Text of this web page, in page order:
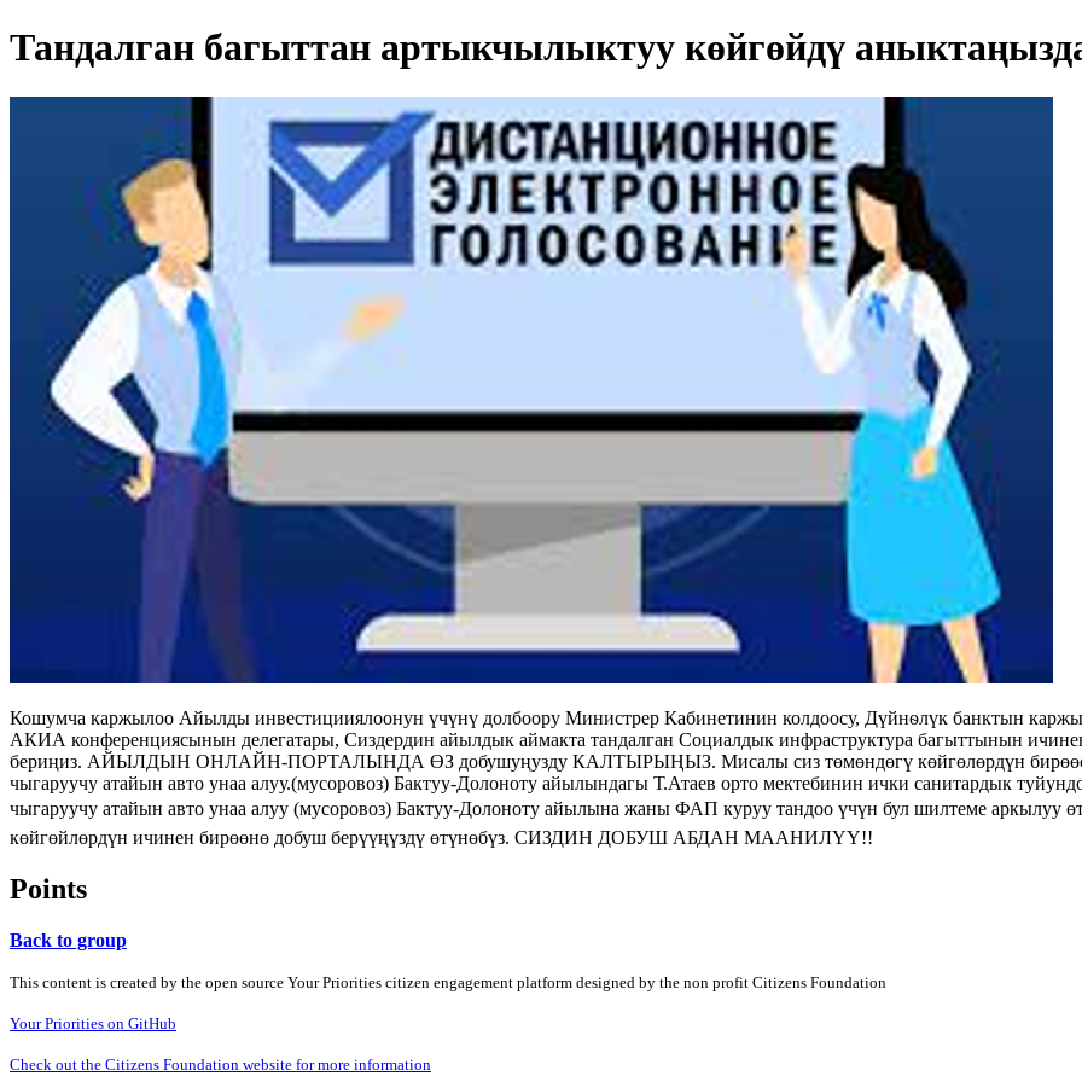
Тандалган багыттан артыкчылыктуу көйгөйдү
Кошумча каржылоо Айылды инвестицииялоонун үчүнү долбоору Министрер Кабинетинин колдоосу, Дүйнѳлүк банктын
АКИА конференциясынын делегатары, Сиздердин айылдык аймакта тандалган Социалдык инфраструктура багыттынын
бериңиз. АЙЫЛДЫН ОНЛАЙН-ПОРТАЛЫНДА ӨЗ добушуңузду КАЛТЫРЫҢЫЗ. Мисалы сиз төмөндөгү көйгөлөрдүн бирөөсүн
чыгаруучу атайын авто унаа алуу.(мусоровоз) Бактуу-Долоноту айылындагы Т.Атаев орто мектебинин ички санитардык
чыгаруучу атайын авто унаа алуу (мусоровоз) Бактуу-Долоноту айылына жаны ФАП куруу тандоо үчүн бул шилтеме аркылуу
көйгөйлөрдүн ичинен бирөөнө добуш берүүңүздү өтүнөбүз. СИЗДИН ДОБУШ АБДАН МААНИЛҮҮ!!
Points
Back to group
This content is created by the open source Your Priorities citizen engagement platform designed by the non profit Citizens Foundation
Your Priorities on GitHub
Check out the Citizens Foundation website for more information